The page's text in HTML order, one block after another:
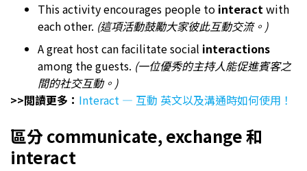
This activity encourages people to interactwith
each other. (這項活動鼓勵大家彼此互動交流。)
A great host can facilitate social interactions
among the guests. (一位優秀的主持人能促進賓客之
間的社交互動。)
>>閲讀更多： Interact — 互動 英文以及溝通時如何使用！
區分 communicate, exchange 和
interact